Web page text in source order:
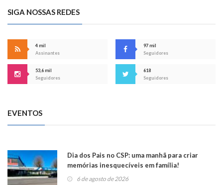
SIGA NOSSAS REDES
4 mil
Assinantes
97 mil
Seguidores
53,6 mil
Seguidores
618
Seguidores
EVENTOS
Dia dos Pais no CSP: uma manhã para criar
memórias inesquecíveis em família!
6 de agosto de 2026